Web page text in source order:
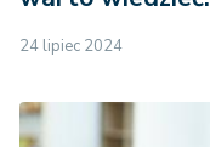
24 lipiec 2024